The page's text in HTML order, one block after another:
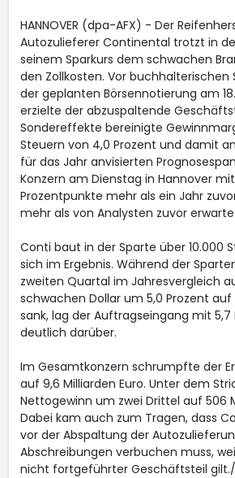
HANNOVER (dpa-AFX) - Der
Autozulieferer Continental trotzt in
seinem Sparkurs dem schwachen
den Zollkosten. Vor
der geplanten Börsennotierung am
erzielte der abzuspaltende
Sondereffekte bereinigte
Steuern von 4,0 Prozent und damit
für das Jahr anvisierten
Konzern am Dienstag in Hannover
Prozentpunkte mehr als ein Jahr
mehr als von Analysten zuvor
Conti baut in der Sparte über 10.000
sich im Ergebnis. Während der
zweiten Quartal im Jahresvergleich
schwachen Dollar um 5,0 Prozent auf
sank, lag der Auftragseingang mit 5,7
deutlich darüber.
Im Gesamtkonzern schrumpfte der
auf 9,6 Milliarden Euro. Unter dem
Nettogewinn um zwei Drittel auf 506
Dabei kam auch zum Tragen, dass
vor der Abspaltung der
Abschreibungen verbuchen muss,
nicht fortgeführter Geschäftsteil